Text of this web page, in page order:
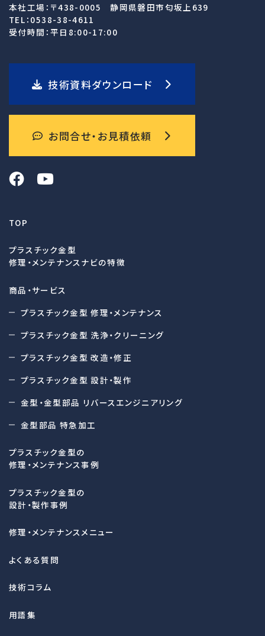
本社工場：〒438-0005 静岡県磐田市匂坂上639
TEL：0538-38-4611
受付時間：平日8:00-17:00
技術資料ダウンロード
お問合せ・お見積依頼
TOP
プラスチック金型
修理・メンテナンスナビの特徴
商品・サービス
プラスチック金型 修理・メンテナンス
プラスチック金型 洗浄・クリーニング
プラスチック金型 改造・修正
プラスチック金型 設計・製作
金型・金型部品 リバースエンジニアリング
金型部品 特急加工
プラスチック金型の
修理・メンテナンス事例
プラスチック金型の
設計・製作事例
修理・メンテナンスメニュー
よくある質問
技術コラム
用語集